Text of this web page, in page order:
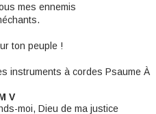
mes ennemis
ton peuple !
instruments à cordes Psaume À
V
moi, Dieu de ma justice